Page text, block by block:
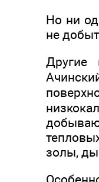
Но ни
не
Другие
золы,